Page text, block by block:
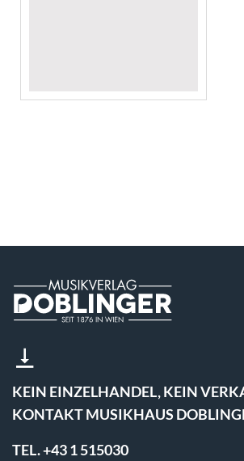
KEIN EINZELHANDEL, KEIN
KONTAKT MUSIKHAUS
TEL. +43 1 515030